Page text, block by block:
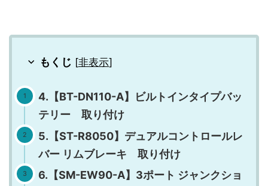
もくじ [非表示]
4.【BT-DN110-A】ビルトインタイプバッ
テリー 取り付け
5.【ST-R8050】デュアルコントロールレ
バー リムブレーキ 取り付け
6.【SM-EW90-A】3ポート ジャンクショ